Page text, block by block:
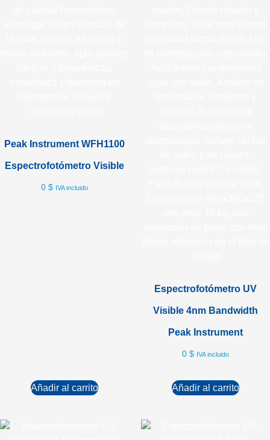
Peak Instrument WFH1100
Espectrofotómetro Visible
0 $ IVA incluido
Añadir al carrito
Espectrofotómetro UV
Visible 4nm Bandwidth
Peak Instrument
0 $ IVA incluido
Añadir al carrito